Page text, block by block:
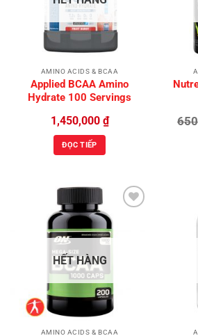
AMINO ACIDS & BCAA
Applied BCAA Amino
Hydrate 100 Servings
1,450,000 ₫
ĐỌC TIẾP
HẾT HÀNG
AMINO ACIDS & BCAA